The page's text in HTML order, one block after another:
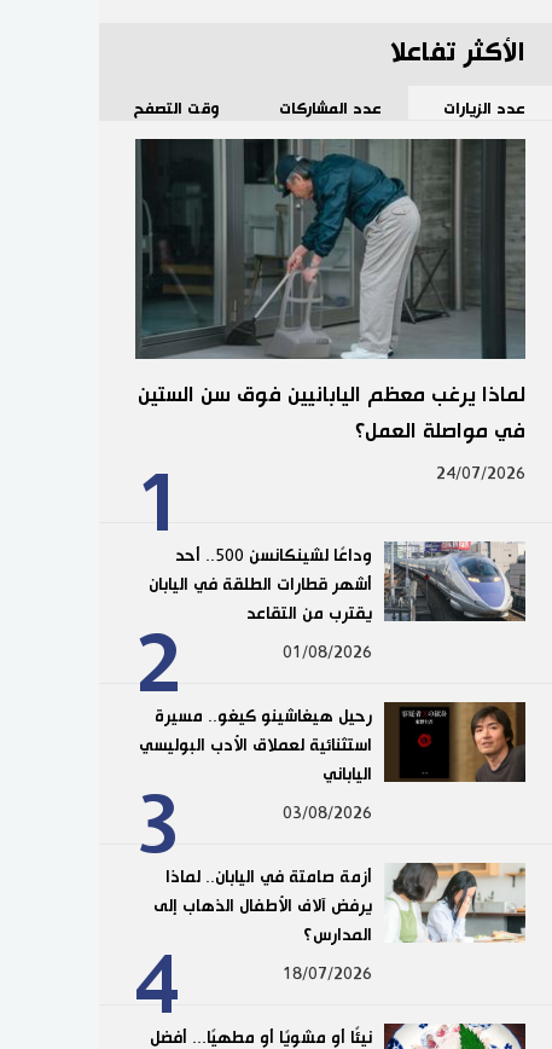
الأكثر تفاعلا
عدد الزيارات عدد المشاركات وقت التصفح
1
لماذا يرغب معظم اليابانيين فوق سن الستين
في مواصلة العمل؟
24/07/2026
2
وداعًا لشينكانسن 500.. أحد
أشهر قطارات الطلقة في اليابان
يقترب من التقاعد
01/08/2026
3
رحيل هيغاشينو كيغو.. مسيرة
استثنائية لعملاق الأدب البوليسي
الياباني
03/08/2026
4
أزمة صامتة في اليابان.. لماذا
يرفض آلاف الأطفال الذهاب إلى
المدارس؟
18/07/2026
نيئًا أو مشويًا أو مطهيًا... أفضل